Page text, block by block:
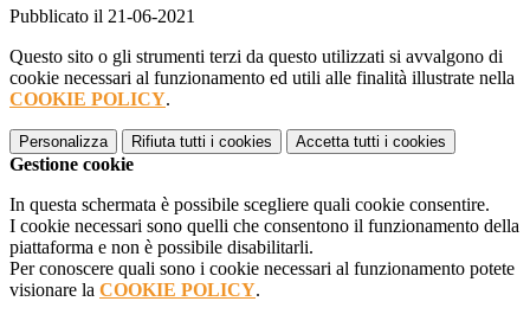
Pubblicato il 21-06-2021
Questo sito o gli strumenti terzi da questo utilizzati si avvalgono di
cookie necessari al funzionamento ed utili alle finalità illustrate nella
COOKIE POLICY.
Personalizza Rifiuta tutti i cookies Accetta tutti i cookies
Gestione cookie
In questa schermata è possibile scegliere quali cookie consentire.
I cookie necessari sono quelli che consentono il funzionamento della
piattaforma e non è possibile disabilitarli.
Per conoscere quali sono i cookie necessari al funzionamento potete
visionare la COOKIE POLICY.